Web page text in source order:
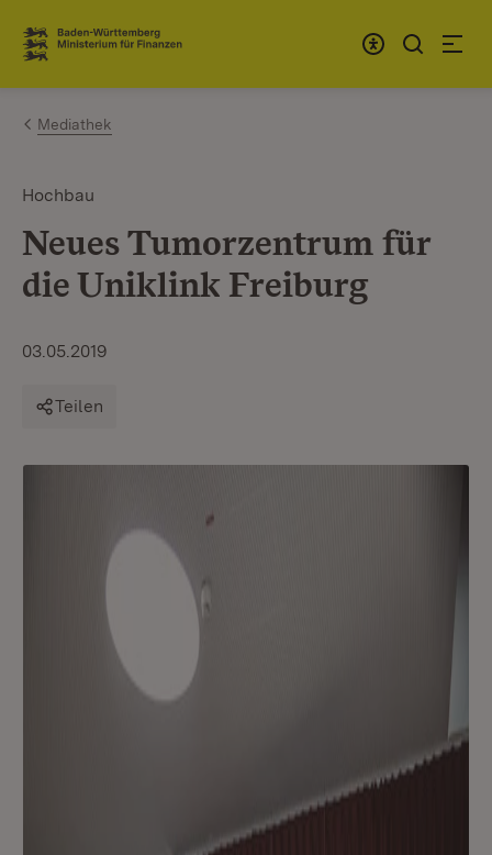
Zum Inhalt springen
Link zur Startseite
Mediathek
Hochbau
Neues Tumorzentrum für
die Uniklink Freiburg
03.05.2019
Teilen